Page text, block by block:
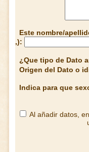
Este nombre/
,):
¿Que tipo de Dato
Origen del Dato o
Indica para que
Al añadir datos,